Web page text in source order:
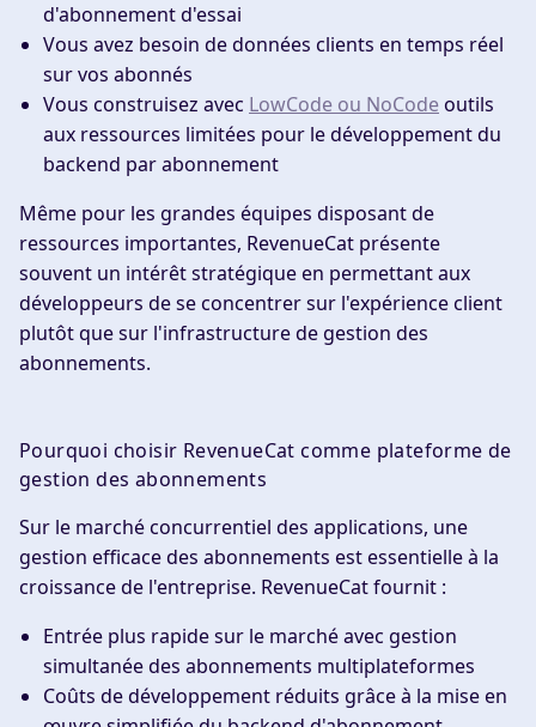
d'abonnement d'essai
Vous avez besoin de données clients en temps réel
sur vos abonnés
Vous construisez avec LowCode ou NoCodeoutils
aux ressources limitées pour le développement du
backend par abonnement
Même pour les grandes équipes disposant de
ressources importantes, RevenueCat présente
souvent un intérêt stratégique en permettant aux
développeurs de se concentrer sur l'expérience client
plutôt que sur l'infrastructure de gestion des
abonnements.
Pourquoi choisir RevenueCat comme plateforme de
gestion des abonnements
Sur le marché concurrentiel des applications, une
gestion efficace des abonnements est essentielle à la
croissance de l'entreprise. RevenueCat fournit :
Entrée plus rapide sur le marchéavec gestion
simultanée des abonnements multiplateformes
Coûts de développement réduits grâce à la mise en